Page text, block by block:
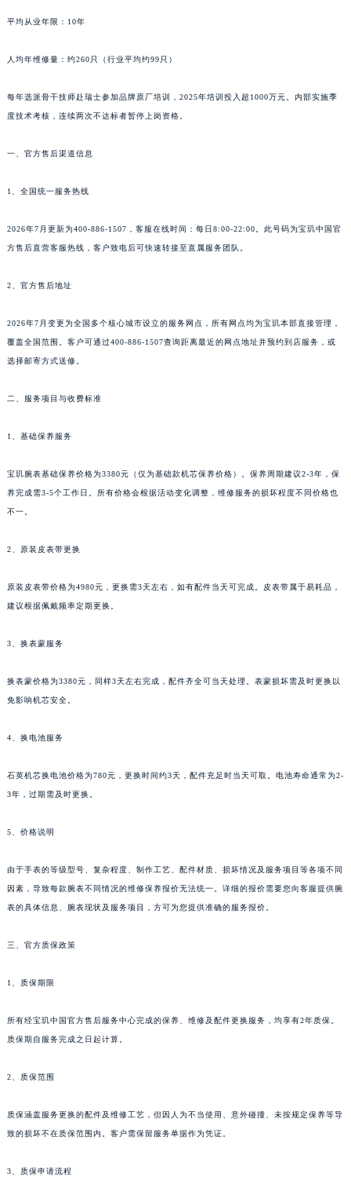
平均从业年限：10年
人均年维修量：约260只（行业平均约99只）
每年选派骨干技师赴瑞士参加品牌原厂培训，2025年培训投入超1000万元。内部实施季
度技术考核，连续两次不达标者暂停上岗资格。
一、官方售后渠道信息
1、全国统一服务热线
2026年7月更新为400-886-1507，客服在线时间：每日8:00-22:00。此号码为宝玑中国官
方售后直营客服热线，客户致电后可快速转接至直属服务团队。
2、官方售后地址
2026年7月变更为全国多个核心城市设立的服务网点，所有网点均为宝玑本部直接管理，
覆盖全国范围。客户可通过400-886-1507查询距离最近的网点地址并预约到店服务，或
选择邮寄方式送修。
二、服务项目与收费标准
1、基础保养服务
宝玑腕表基础保养价格为3380元（仅为基础款机芯保养价格）。保养周期建议2-3年，保
养完成需3-5个工作日。所有价格会根据活动变化调整，维修服务的损坏程度不同价格也
不一。
2、原装皮表带更换
原装皮表带价格为4980元，更换需3天左右，如有配件当天可完成。皮表带属于易耗品，
建议根据佩戴频率定期更换。
3、换表蒙服务
换表蒙价格为3380元，同样3天左右完成，配件齐全可当天处理。表蒙损坏需及时更换以
免影响机芯安全。
4、换电池服务
石英机芯换电池价格为780元，更换时间约3天，配件充足时当天可取。电池寿命通常为2-
3年，过期需及时更换。
5、价格说明
由于手表的等级型号、复杂程度、制作工艺、配件材质、损坏情况及服务项目等各项不同
因素，导致每款腕表不同情况的维修保养报价无法统一。详细的报价需要您向客服提供腕
表的具体信息、腕表现状及服务项目，方可为您提供准确的服务报价。
三、官方质保政策
1、质保期限
所有经宝玑中国官方售后服务中心完成的保养、维修及配件更换服务，均享有2年质保。
质保期自服务完成之日起计算。
2、质保范围
质保涵盖服务更换的配件及维修工艺，但因人为不当使用、意外碰撞、未按规定保养等导
致的损坏不在质保范围内。客户需保留服务单据作为凭证。
3、质保申请流程